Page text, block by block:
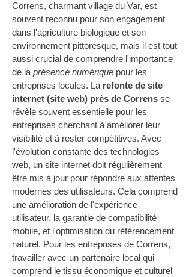
Correns, charmant village du Var, est
souvent reconnu pour son engagement
dans l'agriculture biologique et son
environnement pittoresque, mais il est tout
aussi crucial de comprendre l'importance
de la présence numérique pour les
entreprises locales. La refonte de site
internet (site web) près de Correns se
révèle souvent essentielle pour les
entreprises cherchant à améliorer leur
visibilité et à rester compétitives. Avec
l'évolution constante des technologies
web, un site internet doit régulièrement
être mis à jour pour répondre aux attentes
modernes des utilisateurs. Cela comprend
une amélioration de l'expérience
utilisateur, la garantie de compatibilité
mobile, et l'optimisation du référencement
naturel. Pour les entreprises de Correns,
travailler avec un partenaire local qui
comprend le tissu économique et culturel